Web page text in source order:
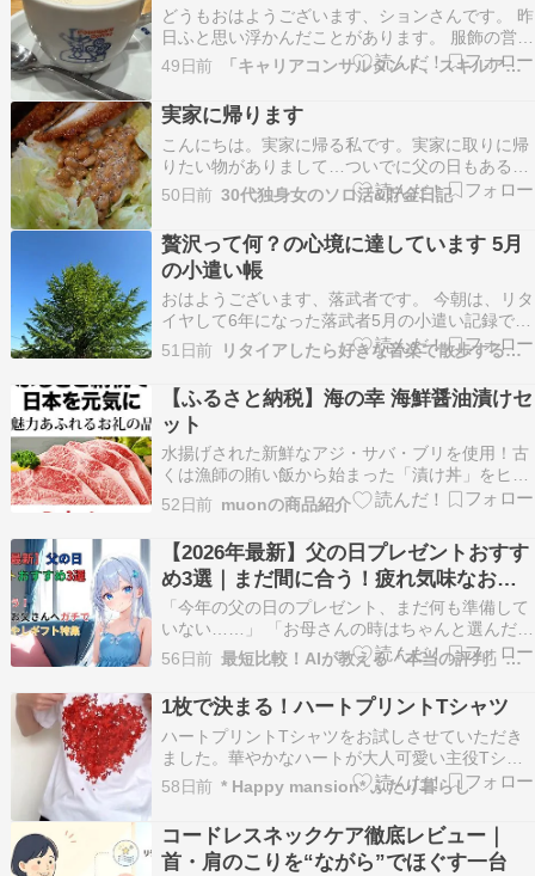
どうもおはようございます、ションさんです。 昨
日ふと思い浮かんだことがあります。 服飾の営業
をしていた時ですは母の日、父の日は大きく市場
が動くときで、それに伴い商品のリサーチなども
していました。 店舗に行って、どんなものが売れ
ているのか？店舗からのデータをもらって分析を
したりで…
49日前 「キャリアコンサルタント、スキルアップ勉強中です！」
実家に帰ります
こんにちは。実家に帰る私です。実家に取りに帰
りたい物がありまして…ついでに父の日もあるの
で帰省します。(´・ω・`)父の日はついでかい！先
週の休日は家で嵐の曲を聴いていました。 『ダイ
エット中の休日』こんにちは。目的も目標も曖昧
な終わりなきダイエット中の私です。飯友の彼か
ら急に…
50日前 30代独身女のソロ活&貯金日記
贅沢って何？の心境に達しています 5月
の小遣い帳
おはようございます、落武者です。 今朝は、リタ
イヤして6年になった落武者5月の小遣い記録で
す。現役時代は、まぁ無頓着にお金を使っていま
したが、退職後4年間は預貯金を切り崩しながら
の生活でしたので、ある程度は節度ある使い方を
しなければならぬと思い、人生初の小遣い帳をつ
け始めました…
51日前 リタイアしたら好きな音楽で散歩するんだ
【ふるさと納税】海の幸 海鮮醤油漬けセ
ット
水揚げされた新鮮なアジ・サバ・ブリを使用！古
くは漁師の賄い飯から始まった「漬け丼」をヒン
トに製造。胡麻の風味を利かせた昔ながらの甘め
の醤油漬けに仕上げました。【ふるさと納税】＼
母の日・父の日／《 内容量が選べる 》海の幸 海
鮮醤油漬け 胡麻さば 天然あじ丼 天然ぶり丼 単品
3…
52日前 muonの商品紹介
【2026年最新】父の日プレゼントおすす
め3選｜まだ間に合う！疲れ気味なお父
さんへガチで喜ばれる癒やしギフト特集
「今年の父の日のプレゼント、まだ何も準備して
いない……」 「お母さんの時はちゃんと選んだの
に、お父さんの分はすっかり忘れていた」 「今か
らでも間に合う、本当に喜ばれる実用的なギフト
って何？」 そんな風に焦っていませんか？ 毎
年、母の日に比べてなぜか後回しにされがちな父
の日ですが…
56日前 最短比較！AIが教える「本当の評判」まとめ
1枚で決まる！ハートプリントTシャツ
ハートプリントTシャツをお試しさせていただき
ました。華やかなハートが大人可愛い主役Tシャ
ツです。ハートデザインが目を惹きます。シンプ
ルながらも個性的な1枚。これ1枚で、カジュアル
なスタイルを作り出せます。【クーポンで
20%OFF】【2026SS】バグマティ/The
Bagmat…
58日前 * Happy mansion* ふたり暮らし
コードレスネックケア徹底レビュー｜
首・肩のこりを“ながら”でほぐす一台